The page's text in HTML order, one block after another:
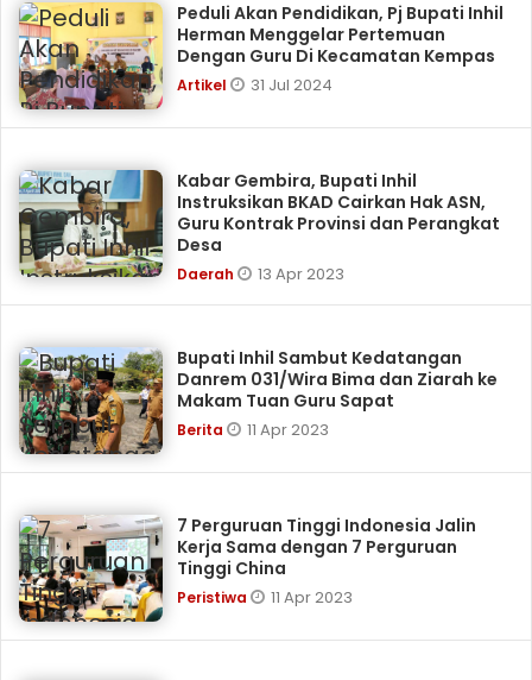
Peduli Akan Pendidikan, Pj Bupati Inhil
Herman Menggelar Pertemuan
Dengan Guru Di Kecamatan Kempas
Artikel 31 Jul 2024
Kabar Gembira, Bupati Inhil
Instruksikan BKAD Cairkan Hak ASN,
Guru Kontrak Provinsi dan Perangkat
Desa
Daerah 13 Apr 2023
Bupati Inhil Sambut Kedatangan
Danrem 031/Wira Bima dan Ziarah ke
Makam Tuan Guru Sapat
Berita 11 Apr 2023
7 Perguruan Tinggi Indonesia Jalin
Kerja Sama dengan 7 Perguruan
Tinggi China
Peristiwa 11 Apr 2023